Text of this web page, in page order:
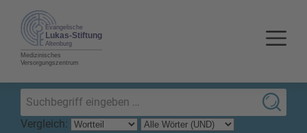
Vergleich: